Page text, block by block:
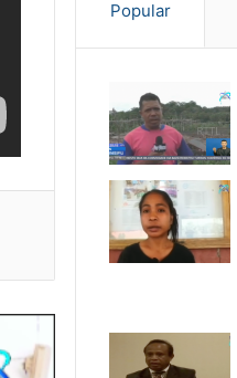
Popular